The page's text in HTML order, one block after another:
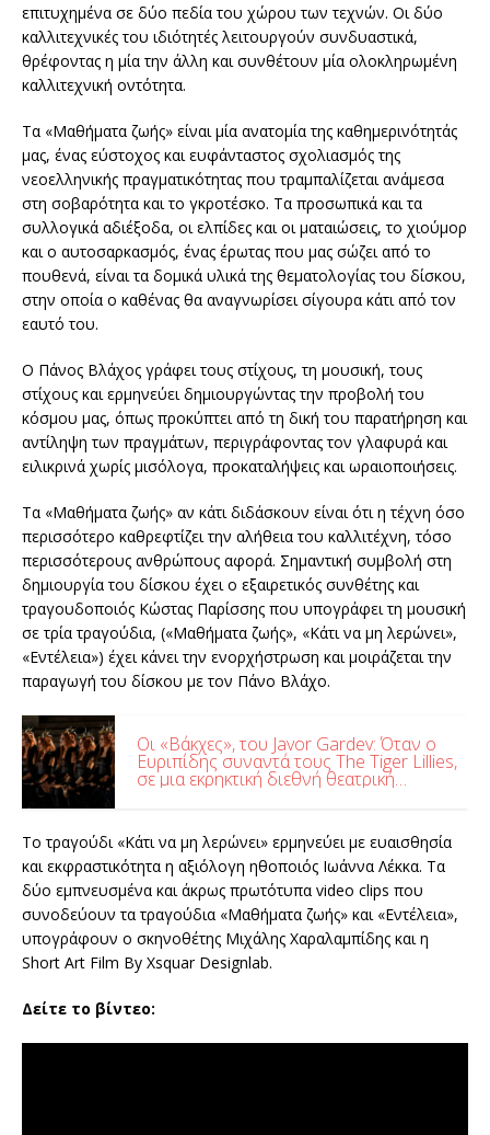
επιτυχημένα σε δύο πεδία του χώρου των τεχνών. Οι δύο
καλλιτεχνικές του ιδιότητές λειτουργούν συνδυαστικά,
θρέφοντας η μία την άλλη και συνθέτουν μία ολοκληρωμένη
καλλιτεχνική οντότητα.
Τα «Μαθήματα ζωής» είναι μία ανατομία της καθημερινότητάς
μας, ένας εύστοχος και ευφάνταστος σχολιασμός της
νεοελληνικής πραγματικότητας που τραμπαλίζεται ανάμεσα
στη σοβαρότητα και το γκροτέσκο. Τα προσωπικά και τα
συλλογικά αδιέξοδα, οι ελπίδες και οι ματαιώσεις, το χιούμορ
και ο αυτοσαρκασμός, ένας έρωτας που μας σώζει από το
πουθενά, είναι τα δομικά υλικά της θεματολογίας του δίσκου,
στην οποία ο καθένας θα αναγνωρίσει σίγουρα κάτι από τον
εαυτό του.
Ο Πάνος Βλάχος γράφει τους στίχους, τη μουσική, τους
στίχους και ερμηνεύει δημιουργώντας την προβολή του
κόσμου μας, όπως προκύπτει από τη δική του παρατήρηση και
αντίληψη των πραγμάτων, περιγράφοντας τον γλαφυρά και
ειλικρινά χωρίς μισόλογα, προκαταλήψεις και ωραιοποιήσεις.
Τα «Μαθήματα ζωής» αν κάτι διδάσκουν είναι ότι η τέχνη όσο
περισσότερο καθρεφτίζει την αλήθεια του καλλιτέχνη, τόσο
περισσότερους ανθρώπους αφορά. Σημαντική συμβολή στη
δημιουργία του δίσκου έχει ο εξαιρετικός συνθέτης και
τραγουδοποιός Κώστας Παρίσσης που υπογράφει τη μουσική
σε τρία τραγούδια, («Μαθήματα ζωής», «Κάτι να μη λερώνει»,
«Εντέλεια») έχει κάνει την ενορχήστρωση και μοιράζεται την
παραγωγή του δίσκου με τον Πάνο Βλάχο.
Οι «Βάκχες», του Javor Gardev: Όταν ο
Ευριπίδης συναντά τους The Tiger Lillies,
σε μια εκρηκτική διεθνή θεατρική
Το τραγούδι «Κάτι να μη λερώνει» ερμηνεύει με ευαισθησία
και εκφραστικότητα η αξιόλογη ηθοποιός Ιωάννα Λέκκα. Τα
δύο εμπνευσμένα και άκρως πρωτότυπα video clips που
συνοδεύουν τα τραγούδια «Μαθήματα ζωής» και «Εντέλεια»,
υπογράφουν ο σκηνοθέτης Μιχάλης Χαραλαμπίδης και η
Short Art Film Βy Xsquar Designlab.
Δείτε το βίντεο: